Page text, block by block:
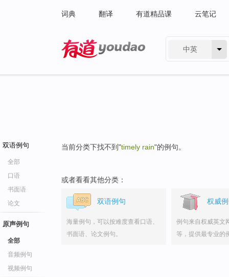
词典 翻译 有道精品课 云笔记
中英
双语例句
全部
口语
书面语
论文
原声例句
全部
音频例句
视频例句
当前分类下找不到"timely rain"的例句。
或者看看其他分类：
双语例句
海量例句，可以按难度查看口语、
书面语、论文例句。
权威
例句来自权威英文
等，提供最专业的